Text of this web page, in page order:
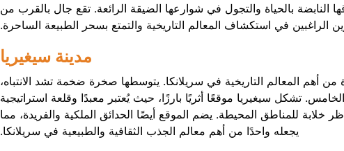
النابضة بالحياة والتجول في شوارعها الضيقة الرائعة. تقع جال بالقرب من
الراغبين في استكشاف المعالم التاريخية والتمتع بسحر الطبيعة الساحرة.
مدينة سيغيريا
من أهم المعالم التاريخية في سريلانكا. يتوسطها صخرة ضخمة تشد الانتباه،
تشكل سيغيريا موقعًا أثريًا بارزًا، حيث يُعتبر معبدًا وقلعة استراتيجية
خلابة للمناطق المحيطة. يضم الموقع أيضًا الحدائق الملكية والفريدة، مما
يجعله واحدًا من أهم معالم الجذب الثقافية والطبيعية في سريلانكا.